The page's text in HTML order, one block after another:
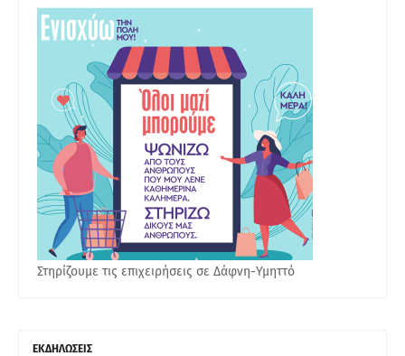
Στηρίζουμε τις επιχειρήσεις σε Δάφνη-Υμηττό
ΕΚΔΗΛΩΣΕΙΣ